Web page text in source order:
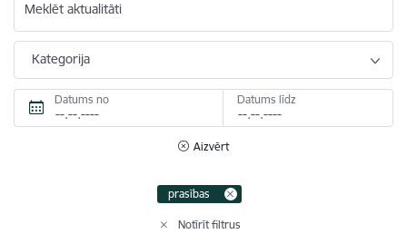
Meklēt aktualitāti
Kategorija
Datums no Datums līdz
Aizvērt
prasības
Notīrīt filtrus